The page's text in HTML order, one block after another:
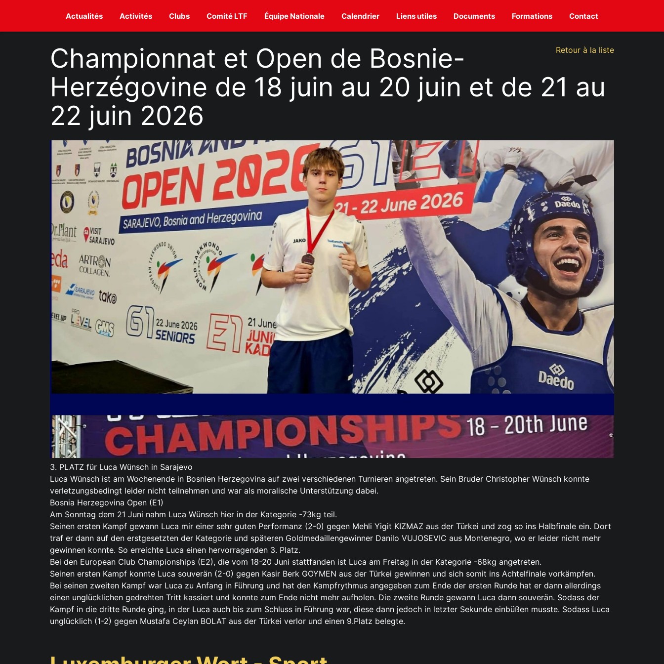
Actualités Activités Clubs Comité LTF Équipe Nationale Calendrier Liens utiles Documents Formations Contact
Retour à la liste
Championnat et Open de Bosnie-
Herzégovine de 18 juin au 20 juin et de 21 au
22 juin 2026
3. PLATZ für Luca Wünsch in Sarajevo
Luca Wünsch ist am Wochenende in Bosnien Herzegovina auf zwei verschiedenen Turnieren angetreten. Sein Bruder Christopher Wünsch konnte
verletzungsbedingt leider nicht teilnehmen und war als moralische Unterstützung dabei.
Bosnia Herzegovina Open (E1)
Am Sonntag dem 21 Juni nahm Luca Wünsch hier in der Kategorie -73kg teil.
Seinen ersten Kampf gewann Luca mir einer sehr guten Performanz (2-0) gegen Mehli Yigit KIZMAZ aus der Türkei und zog so ins Halbfinale ein. Dort
traf er dann auf den erstgesetzten der Kategorie und späteren Goldmedaillengewinner Danilo VUJOSEVIC aus Montenegro, wo er leider nicht mehr
gewinnen konnte. So erreichte Luca einen hervorragenden 3. Platz.
Bei den European Club Championships (E2), die vom 18-20 Juni stattfanden ist Luca am Freitag in der Kategorie -68kg angetreten.
Seinen ersten Kampf konnte Luca souverän (2-0) gegen Kasir Berk GOYMEN aus der Türkei gewinnen und sich somit ins Achtelfinale vorkämpfen.
Bei seinen zweiten Kampf war Luca zu Anfang in Führung und hat den Kampfrythmus angegeben zum Ende der ersten Runde hat er dann allerdings
einen unglücklichen gedrehten Tritt kassiert und konnte zum Ende nicht mehr aufholen. Die zweite Runde gewann Luca dann souverän. Sodass der
Kampf in die dritte Runde ging, in der Luca auch bis zum Schluss in Führung war, diese dann jedoch in letzter Sekunde einbüßen musste. Sodass Luca
unglücklich (1-2) gegen Mustafa Ceylan BOLAT aus der Türkei verlor und einen 9.Platz belegte.